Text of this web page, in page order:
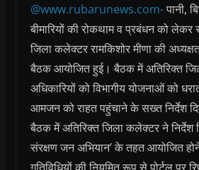
@www.rubarunews.com-पानी,
बीमारियों की रोकथाम व प्रबंधन को लेकर
जिला कलेक्टर रामकिशोर मीणा की
बैठक आयोजित हुई। बैठक में अतिरिक्त
अधिकारियों को विभागीय योजनाओं को
आमजन को राहत पहुंचाने के सख्त निर्देश
बैठक में अतिरिक्त जिला कलेक्टर ने निर्देश
संरक्षण जन अभियान’ के तहत आयोजित